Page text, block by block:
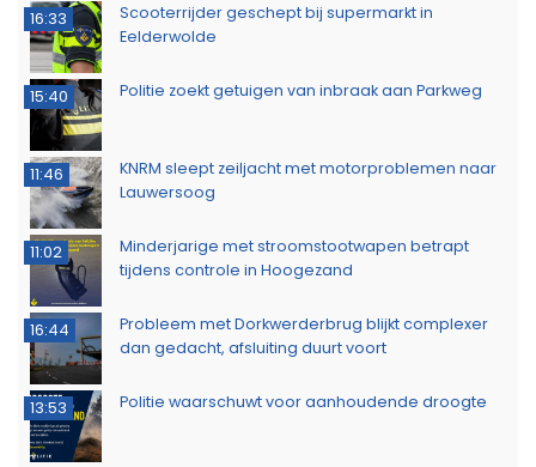
16:33
Scooterrijder geschept bij supermarkt in
Eelderwolde
15:40 Politie zoekt getuigen van inbraak aan Parkweg
11:46
KNRM sleept zeiljacht met motorproblemen naar
Lauwersoog
11:02
Minderjarige met stroomstootwapen betrapt
tijdens controle in Hoogezand
16:44
Probleem met Dorkwerderbrug blijkt complexer
dan gedacht, afsluiting duurt voort
13:53 Politie waarschuwt voor aanhoudende droogte